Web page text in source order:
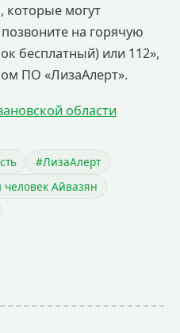
которые могут
на горячую
бесплатный) или 112»,
ПО «ЛизаАлерт».
области
#ЛизаАлерт
человек Айвазян